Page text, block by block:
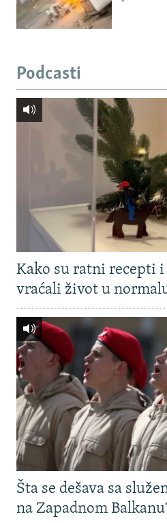
Podcasti
Kako su ratni recepti
vraćali život u
Šta se dešava sa
na Zapadnom